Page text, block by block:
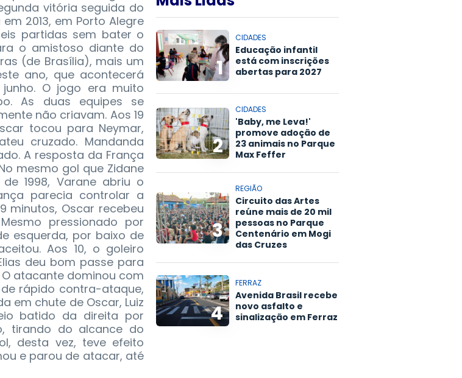
vitória seguida do
2013, em Porto Alegre
partidas sem bater o
o amistoso diante do
(de Brasília), mais um
ano, que acontecerá
O jogo era muito
As duas equipes se
não criavam. Aos 19
tocou para Neymar,
cruzado. Mandanda
A resposta da França
mesmo gol que Zidane
1998, Varane abriu o
parecia controlar a
minutos, Oscar recebeu
pressionado por
esquerda, por baixo de
Aos 10, o goleiro
deu bom passe para
atacante dominou com
rápido contra-ataque,
em chute de Oscar, Luiz
batido da direita por
tirando do alcance do
desta vez, teve efeito
e parou de atacar, até
1
CIDADES
Educação infantil
está com inscrições
abertas para 2027
2
CIDADES
'Baby, me Leva!'
promove adoção de
23 animais no Parque
Max Feffer
3
REGIÃO
Circuito das Artes
reúne mais de 20 mil
pessoas no Parque
Centenário em Mogi
das Cruzes
4
FERRAZ
Avenida Brasil recebe
novo asfalto e
sinalização em Ferraz